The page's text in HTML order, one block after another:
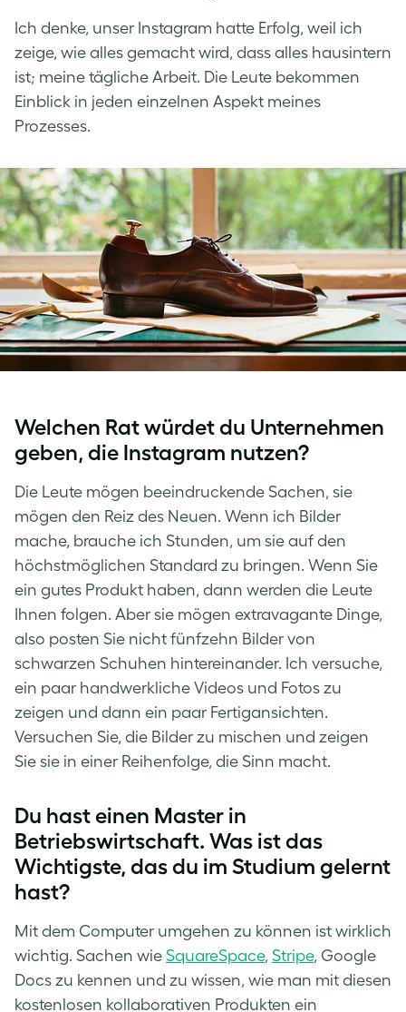
Ich denke, unser Instagram hatte Erfolg, weil ich
zeige, wie alles gemacht wird, dass alles hausintern
ist; meine tägliche Arbeit. Die Leute bekommen
Einblick in jeden einzelnen Aspekt meines
Prozesses.
Welchen Rat würdet du Unternehmen
geben, die Instagram nutzen?
Die Leute mögen beeindruckende Sachen, sie
mögen den Reiz des Neuen. Wenn ich Bilder
mache, brauche ich Stunden, um sie auf den
höchstmöglichen Standard zu bringen. Wenn Sie
ein gutes Produkt haben, dann werden die Leute
Ihnen folgen. Aber sie mögen extravagante Dinge,
also posten Sie nicht fünfzehn Bilder von
schwarzen Schuhen hintereinander. Ich versuche,
ein paar handwerkliche Videos und Fotos zu
zeigen und dann ein paar Fertigansichten.
Versuchen Sie, die Bilder zu mischen und zeigen
Sie sie in einer Reihenfolge, die Sinn macht.
Du hast einen Master in
Betriebswirtschaft. Was ist das
Wichtigste, das du im Studium gelernt
hast?
Mit dem Computer umgehen zu können ist wirklich
wichtig. Sachen wie SquareSpace, Stripe, Google
Docs zu kennen und zu wissen, wie man mit diesen
kostenlosen kollaborativen Produkten ein